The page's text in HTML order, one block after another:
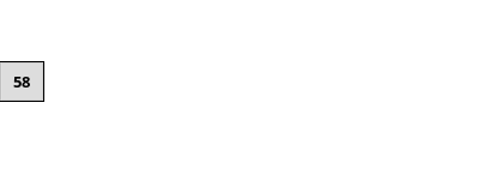
58